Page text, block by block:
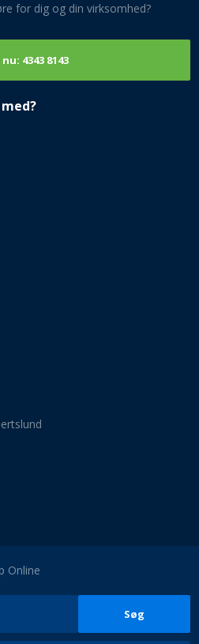
for dig og din virksomhed​?
4343 8143​
Online